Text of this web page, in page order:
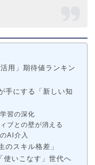
用」期待値ランキン
手にする「新しい知
習の深化
ブとの壁が消える
AI介入
スキル格差」
使いこなす」世代へ